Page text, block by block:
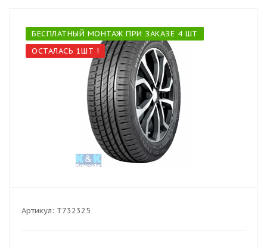
БЕСПЛАТНЫЙ МОНТАЖ ПРИ ЗАКАЗЕ 4 ШТ
ОСТАЛАСЬ 1ШТ !
Артикул: T732325